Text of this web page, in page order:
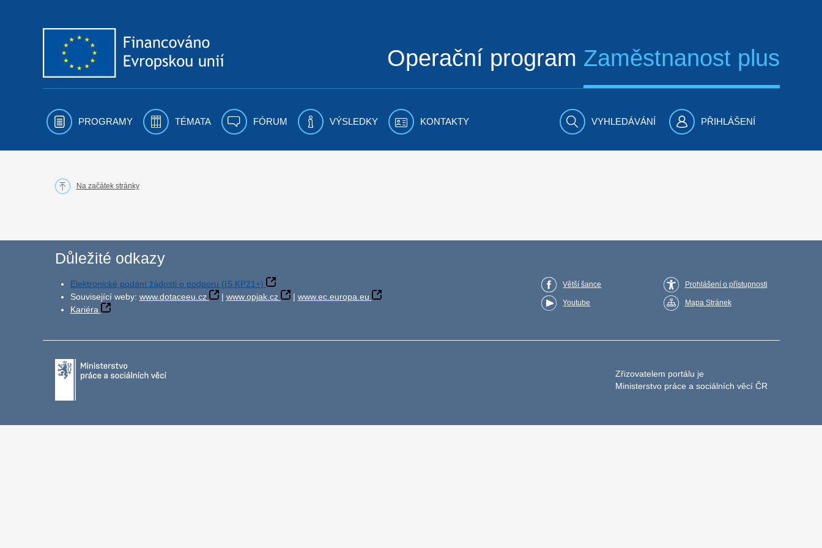
Operační program Zaměstnanost plus
PROGRAMY TÉMATA FÓRUM VÝSLEDKY KONTAKTY VYHLEDÁVÁNÍ PŘIHLÁŠENÍ
Na začátek stránky
Důležité odkazy
Elektronické podání žádosti o podporu (IS KP21+)
Související weby: www.dotaceeu.cz | www.opjak.cz | www.ec.europa.eu
Kariéra
Větší šance
Youtube
Prohlášení o přístupnosti
Mapa Stránek
Zřizovatelem portálu je
Ministerstvo práce a sociálních věcí ČR